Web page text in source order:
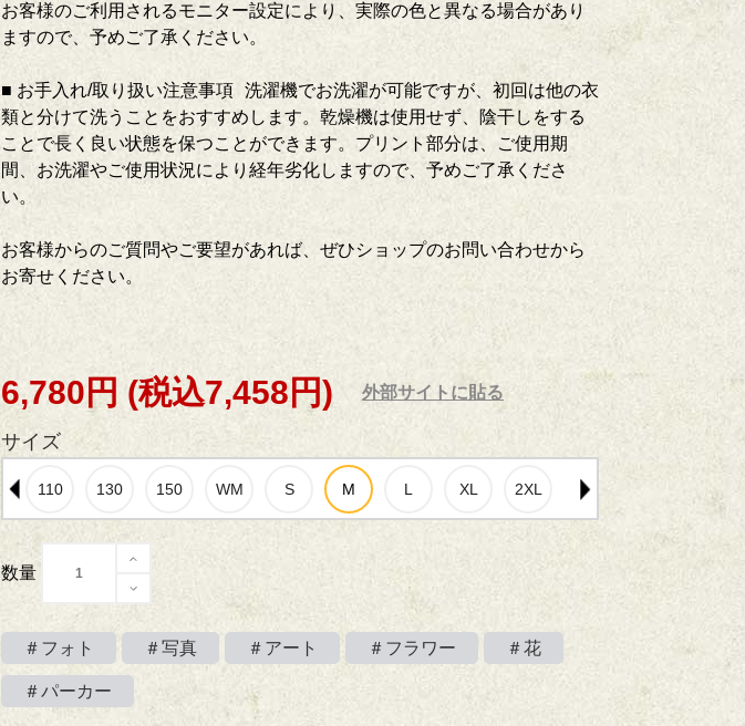
お客様のご利用されるモニター設定により、実際の色と異なる場合があり
ますので、予めご了承ください。
■ お手入れ/取り扱い注意事項 洗濯機でお洗濯が可能ですが、初回は他の衣
類と分けて洗うことをおすすめします。乾燥機は使用せず、陰干しをする
ことで長く良い状態を保つことができます。プリント部分は、ご使用期
間、お洗濯やご使用状況により経年劣化しますので、予めご了承くださ
い。
お客様からのご質問やご要望があれば、ぜひショップのお問い合わせから
お寄せください。
6,780円 (税込7,458円) 外部サイトに貼る
サイズ
数量
＃フォト ＃写真 ＃アート ＃フラワー ＃花
＃パーカー